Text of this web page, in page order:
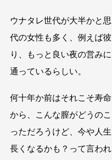
ウナタレ世代が大半かと
代の女性も多く、例えば
り、もっと良い夜の営み
通っているらしい。
何十年か前はそれこそ寿
から、こんな膣がどうの
っただろうけど、今や人
長くなるかも？って言わ